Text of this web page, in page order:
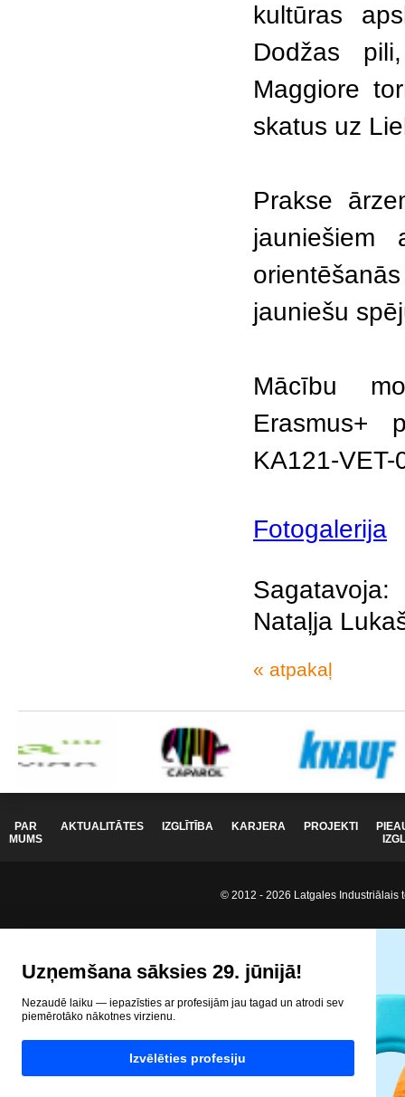
kultūras
Dodžas
Maggiore
skatus uz
Prakse
jauniešiem
jauniešu
Mācību
Erasmus+
KA121-
Fotogalerija
Sagatavoja:
Nataļja
« atpakaļ
PAR
MUMS
AKTUALITĀTES IZGLĪTĪBA KARJERA PROJEKTI
© 2012 - 2026 Latgales Industriālais
Uzņemšana sāksies 29. jūnijā!
Nezaudē laiku — iepazīsties ar profesijām jau tagad un atrodi sev
piemērotāko nākotnes virzienu.
Izvēlēties profesiju